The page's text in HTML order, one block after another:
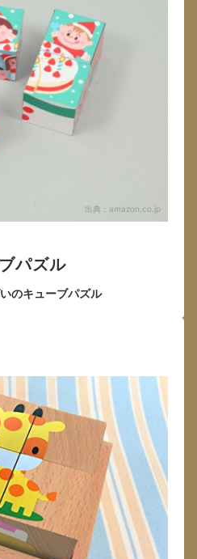
出典： amazon.co.jp
パズル
のキューブパズル